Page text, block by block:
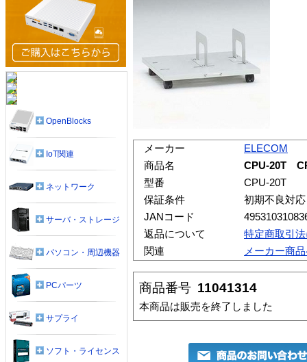
メーカー
ELECOM
商品名
CPU-20T
型番
CPU-20T
保証条件
初期不良対
JANコード
返品について
特定商取引
関連
メーカー商
商品番号 11041314
本商品は販売を終了しました
OpenBlocks
IoT関連
ネットワーク
サーバ・ストレージ
パソコン・周辺機器
PCパーツ
サプライ
ソフト・ライセンス